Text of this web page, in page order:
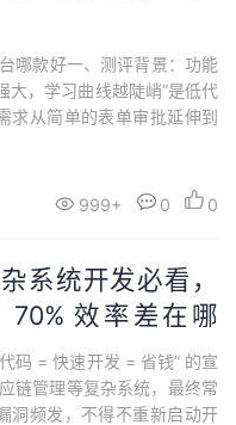
哪款好一、测评背景：功能
大，学习曲线越陡峭”是低代
求从简单的表单审批延伸到
们选取了星图云开发者平
这五款产品，围绕企业选
999+ 0 0
系统开发必看，
效率差在哪
码 = 快速开发 = 省钱” 的宣
链管理等复杂系统，最终常
洞频发，不得不重新启动开